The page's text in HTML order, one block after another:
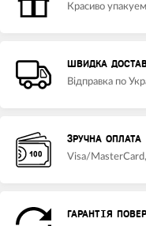
Красиво
ШВИДКА
Відправка по
ЗРУЧНА ОПЛАТА
Visa/
ГАРАНТІЯ